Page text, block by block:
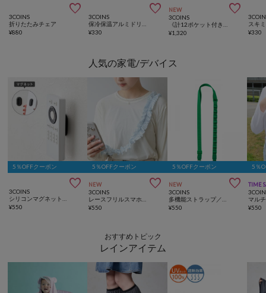

3COINS
折りたたみチェア
¥880

3COINS
¥330
NEW 
3COINS
¥1,320 ¥330
人気の家電/デバイス
5％OFFクーポン

3COINS
¥550
5％OFFクーポン
NEW 
3COINS
¥550
5％OFFクーポン
NEW 
3COINS
¥550
5％
TIME
¥550
おすすめトピック
レインアイテム